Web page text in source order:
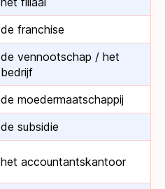
de franchise
de vennootschap / het
bedrijf
de moedermaatschappij
de subsidie
het accountantskantoor